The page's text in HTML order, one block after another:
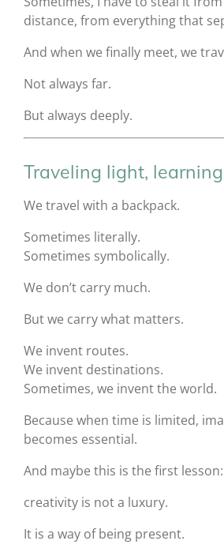
distance, from everything that
And when we finally meet, we
Not always far.
But always deeply.
Traveling light,
We travel with a backpack.
Sometimes literally.
Sometimes symbolically.
We don’t carry much.
But we carry what matters.
We invent routes.
We invent destinations.
Sometimes, we invent the world.
Because when time is limited,
becomes essential.
And maybe this is the first lesson:
creativity is not a luxury.
It is a way of being present.